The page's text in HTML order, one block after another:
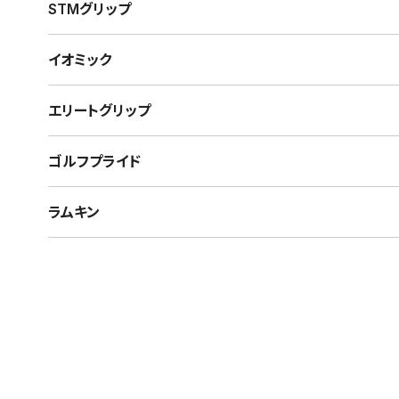
STMグリップ
イオミック
エリートグリップ
ゴルフプライド
ラムキン